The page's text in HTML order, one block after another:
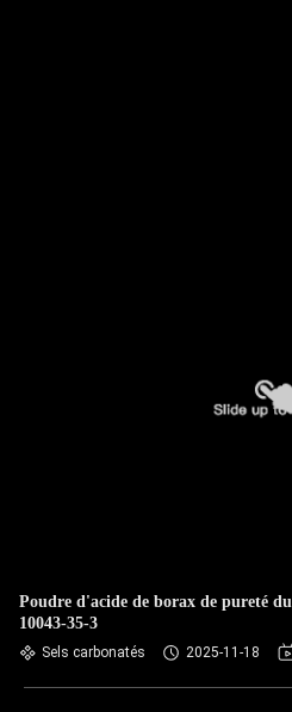
Poudre d'acide de borax de pureté
10043-35-3
Sels carbonatés 2025-11-18